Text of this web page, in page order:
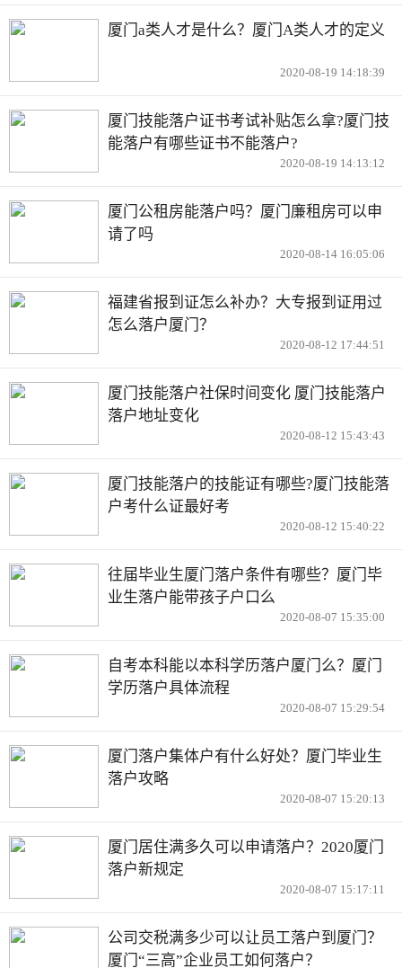
厦门a类人才是什么？厦门A类人才的定义
2020-08-19 14:18:39
厦门技能落户证书考试补贴怎么拿?厦门技
能落户有哪些证书不能落户?
2020-08-19 14:13:12
厦门公租房能落户吗？厦门廉租房可以申
请了吗
2020-08-14 16:05:06
福建省报到证怎么补办？大专报到证用过
怎么落户厦门？
2020-08-12 17:44:51
厦门技能落户社保时间变化 厦门技能落户
落户地址变化
2020-08-12 15:43:43
厦门技能落户的技能证有哪些?厦门技能落
户考什么证最好考
2020-08-12 15:40:22
往届毕业生厦门落户条件有哪些？厦门毕
业生落户能带孩子户口么
2020-08-07 15:35:00
自考本科能以本科学历落户厦门么？厦门
学历落户具体流程
2020-08-07 15:29:54
厦门落户集体户有什么好处？厦门毕业生
落户攻略
2020-08-07 15:20:13
厦门居住满多久可以申请落户？2020厦门
落户新规定
2020-08-07 15:17:11
公司交税满多少可以让员工落户到厦门？
厦门“三高”企业员工如何落户？